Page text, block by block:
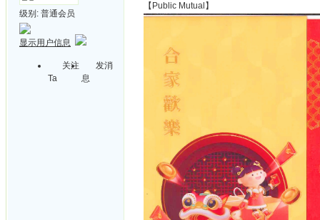
级别: 普通会员
显示用户信息
关注
Ta
发消
息
【Public Mutual】